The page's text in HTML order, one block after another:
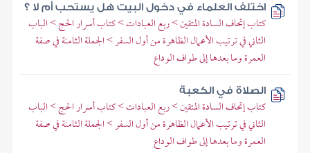
اختلف العلماء في دخول البيت هل يستحب أم لا ؟
كتاب إتحاف السادة المتقين > ربع العبادات > كتاب أسرار الحج > الباب
الثاني في ترتيب الأعمال الظاهرة من أول السفر > الجملة الثامنة في صفة
العمرة وما بعدها إلى طواف الوداع
الصلاة في الكعبة
كتاب إتحاف السادة المتقين > ربع العبادات > كتاب أسرار الحج > الباب
الثاني في ترتيب الأعمال الظاهرة من أول السفر > الجملة الثامنة في صفة
العمرة وما بعدها إلى طواف الوداع